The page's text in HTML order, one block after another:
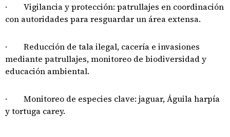
· Vigilancia y protección: patrullajes en coordinación
con autoridades para resguardar un área extensa.
· Reducción de tala ilegal, cacería e invasiones
mediante patrullajes, monitoreo de biodiversidad y
educación ambiental.
· Monitoreo de especies clave: jaguar, Águila harpía
y tortuga carey.